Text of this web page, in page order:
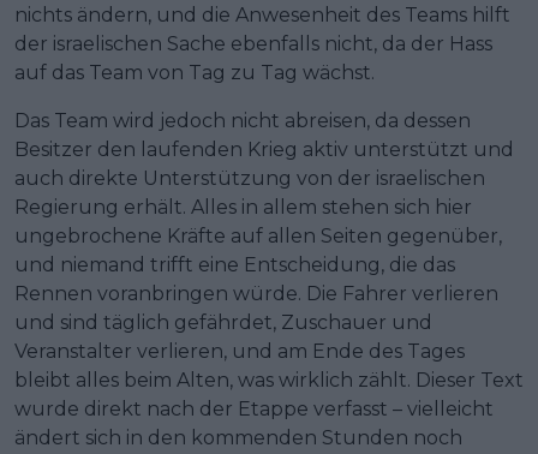
nichts ändern, und die Anwesenheit des Teams hilft
der israelischen Sache ebenfalls nicht, da der Hass
auf das Team von Tag zu Tag wächst.
Das Team wird jedoch nicht abreisen, da dessen
Besitzer den laufenden Krieg aktiv unterstützt und
auch direkte Unterstützung von der israelischen
Regierung erhält. Alles in allem stehen sich hier
ungebrochene Kräfte auf allen Seiten gegenüber,
und niemand trifft eine Entscheidung, die das
Rennen voranbringen würde. Die Fahrer verlieren
und sind täglich gefährdet, Zuschauer und
Veranstalter verlieren, und am Ende des Tages
bleibt alles beim Alten, was wirklich zählt. Dieser Text
wurde direkt nach der Etappe verfasst – vielleicht
ändert sich in den kommenden Stunden noch